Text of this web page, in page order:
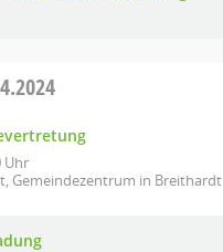
Uhr
Gemeindezentrum in Breithardt